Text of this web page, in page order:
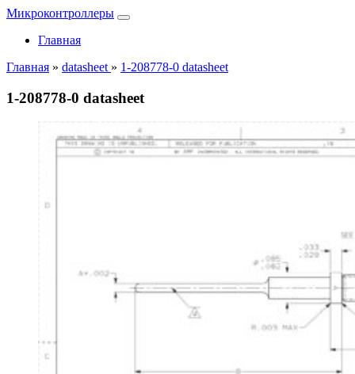
Микроконтроллеры
Главная
Главная » datasheet » 1-208778-0 datasheet
1-208778-0 datasheet